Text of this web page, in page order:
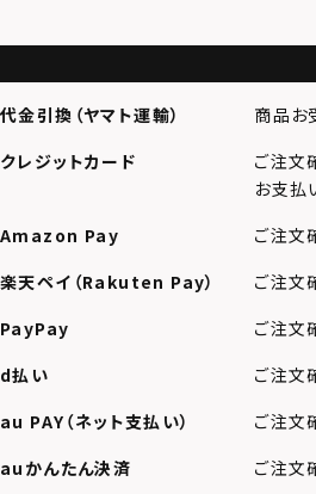
代金引換（ヤマト運輸）
商品お
クレジットカード
ご注文
お支払
Amazon Pay
ご注文
楽天ペイ（Rakuten Pay）
ご注文
PayPay
ご注文
d払い
ご注文
au PAY（ネット支払い）
ご注文
auかんたん決済
ご注文